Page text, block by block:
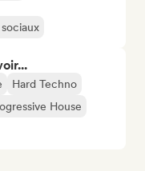
Hard Techno
House